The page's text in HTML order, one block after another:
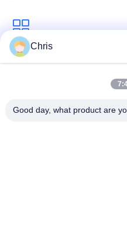
요
구
요
비 부직물
패널
Chris
Good day, what product are